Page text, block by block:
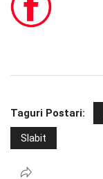
Taguri Postari:
Slabit